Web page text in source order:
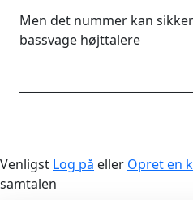
Men det nummer kan
bassvage højttalere
Venligst Log på eller Opret en
samtalen